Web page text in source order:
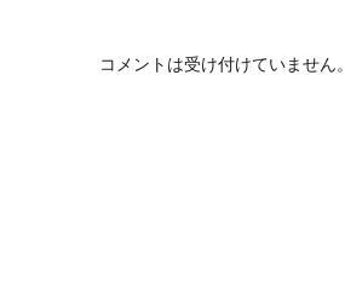
コメントは受け付けていません。